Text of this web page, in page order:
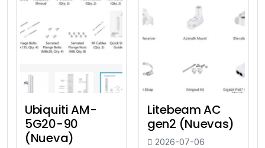
Ubiquiti AM-
5G20-90
(Nueva)
Litebeam AC
gen2 (Nuevas)
2026-07-06